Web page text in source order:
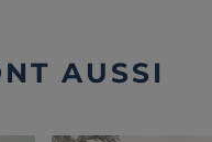
AUSSI